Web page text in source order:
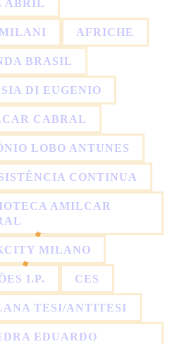
ABRIL
AFRICHE
BRASIL
DI EUGENIO
CABRAL
LOBO ANTUNES
CONTINUA
AMILCAR
MILANO
I.P. CES
TESI/ANTITESI
EDUARDO